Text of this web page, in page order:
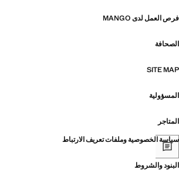
فرص العمل لدى MANGO
الصحافة
SITE MAP
المسؤولية
المتاجر
سياسة الخصوصية وملفات تعريف الارتباط
البنود والشروط